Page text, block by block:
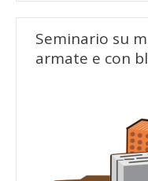
Seminario su
armate e con